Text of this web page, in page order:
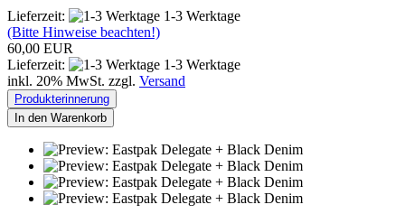
Lieferzeit:
1-3 Werktage
(Bitte Hinweise beachten!)
60,00 EUR
Lieferzeit:
1-3 Werktage
inkl. 20% MwSt. zzgl. Versand
Produkterinnerung
In den Warenkorb